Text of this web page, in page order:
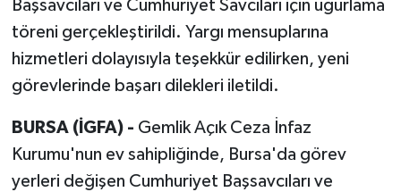
Başsavcıları ve Cumhuriyet Savcıları için uğurlama
töreni gerçekleştirildi. Yargı mensuplarına
hizmetleri dolayısıyla teşekkür edilirken, yeni
görevlerinde başarı dilekleri iletildi.
BURSA (İGFA) - Gemlik Açık Ceza İnfaz
Kurumu'nun ev sahipliğinde, Bursa'da görev
yerleri değişen Cumhuriyet Başsavcıları ve